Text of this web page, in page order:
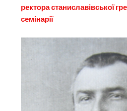
ректора станиславівської
семінарії